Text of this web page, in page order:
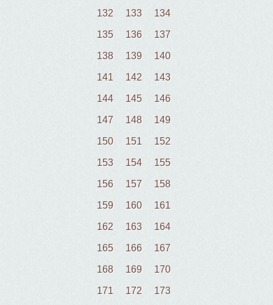
132 133 134
135 136 137
138 139 140
141 142 143
144 145 146
147 148 149
150 151 152
153 154 155
156 157 158
159 160 161
162 163 164
165 166 167
168 169 170
171 172 173